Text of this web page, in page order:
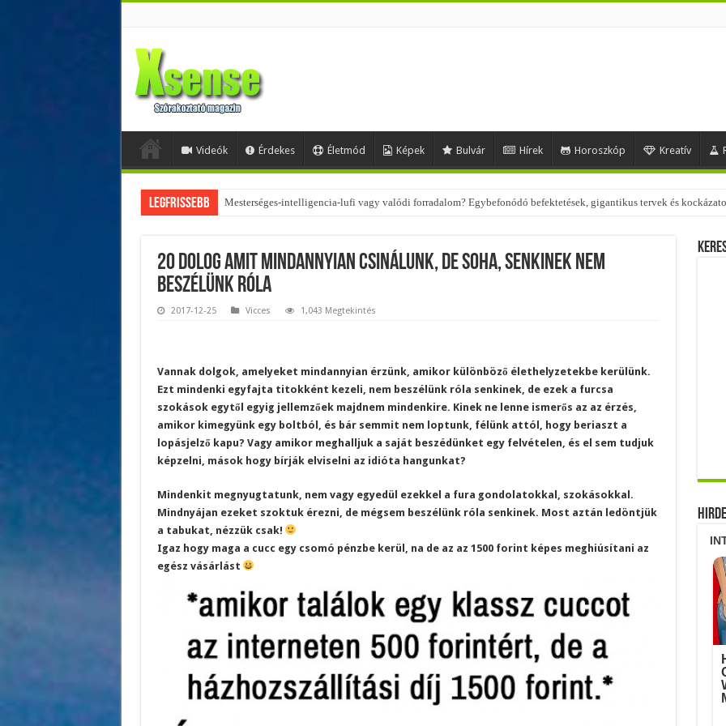
Videók Érdekes Életmód Képek Bulvár Hírek Horoszkóp Kreatív
Legfrissebb Az övtáskák továbbra is trendik – nézd meg, milyen stílusokhoz illenek!
20 dolog amit mindannyian csinálunk, de soha, senkinek nem
beszélünk róla
2017-12-25 Vicces 1,043 Megtekintés
Vannak dolgok, amelyeket mindannyian érzünk, amikor különböző élethelyzetekbe kerülünk.
Ezt mindenki egyfajta titokként kezeli, nem beszélünk róla senkinek, de ezek a furcsa
szokások egytől egyig jellemzőek majdnem mindenkire. Kinek ne lenne ismerős az az érzés,
amikor kimegyünk egy boltból, és bár semmit nem loptunk, félünk attól, hogy beriaszt a
lopásjelző kapu? Vagy amikor meghalljuk a saját beszédünket egy felvételen, és el sem tudjuk
képzelni, mások hogy bírják elviselni az idióta hangunkat?
Mindenkit megnyugtatunk, nem vagy egyedül ezekkel a fura gondolatokkal, szokásokkal.
Mindnyájan ezeket szoktuk érezni, de mégsem beszélünk róla senkinek. Most aztán ledöntjük
a tabukat, nézzük csak!
Igaz hogy maga a cucc egy csomó pénzbe kerül, na de az az 1500 forint képes meghiúsítani az
egész vásárlást